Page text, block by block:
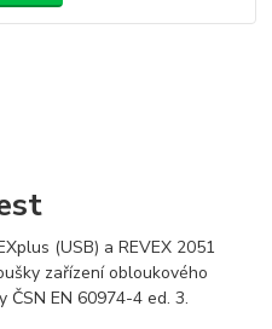
(USB) a REVEX 2051
zařízení obloukového
ČSN EN 60974-4 ed. 3.